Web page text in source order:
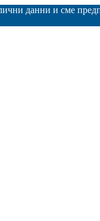
данни и сме